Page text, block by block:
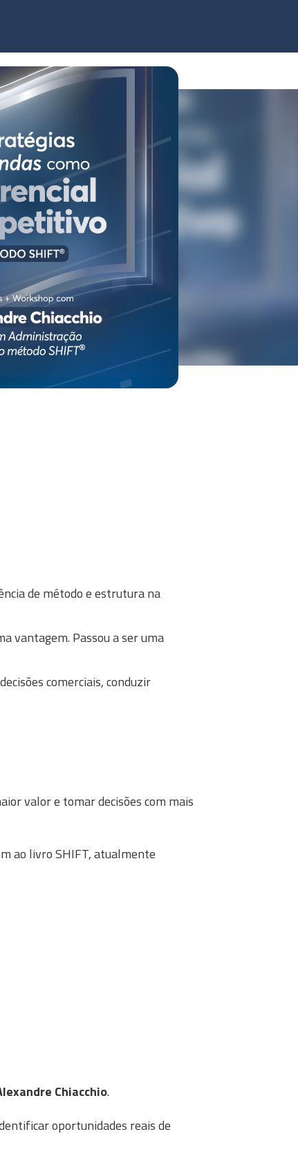
de método e estrutura na
vantagem. Passou a ser uma
comerciais, conduzir
valor e tomar decisões com mais
ao livro SHIFT, atualmente
Chiacchio.
oportunidades reais de